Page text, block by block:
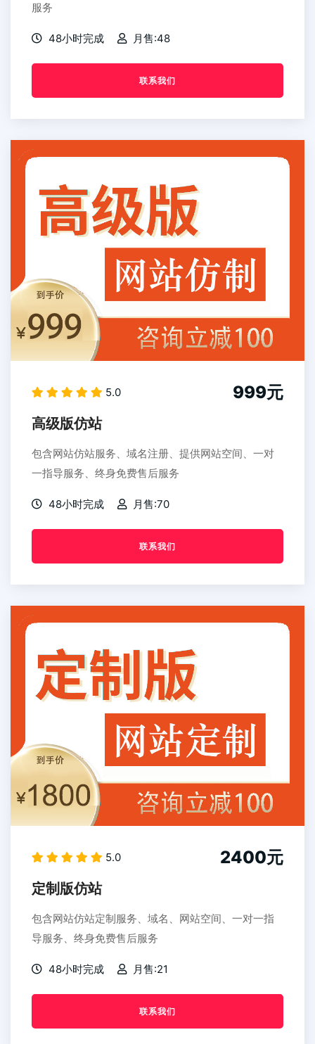
服务
48小时完成 月售:48
联系我们
5.0 999元
高级版仿站
包含网站仿站服务、域名注册、提供网站空间、一对
一指导服务、终身免费售后服务
48小时完成 月售:70
联系我们
5.0 2400元
定制版仿站
包含网站仿站定制服务、域名、网站空间、一对一指
导服务、终身免费售后服务
48小时完成 月售:21
联系我们